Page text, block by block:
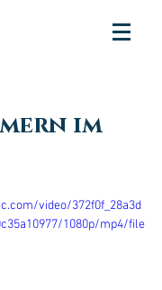
im
video/372f0f_28a3d
1080p/mp4/file